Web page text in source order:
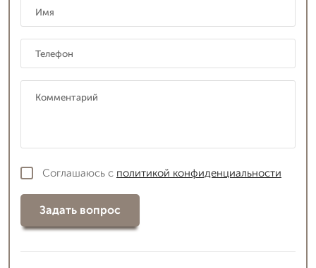
Соглашаюсь с политикой конфиденциальности
Задать вопрос